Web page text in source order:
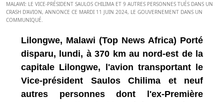
MALAWI: LE VICE-PRÉSIDENT SAULOS CHILIMA ET 9 AUTRES PERSONNES TUÉS DANS UN
CRASH D'AVION, ANNONCE CE MARDI 11 JUIN 2024, LE GOUVERNEMENT DANS UN
COMMUNIQUÉ.
Lilongwe, Malawi (Top News Africa) Porté
disparu, lundi, à 370 km au nord-est de la
capitale Lilongwe, l'avion transportant le
Vice-président Saulos Chilima et neuf
autres personnes dont l'ex-Première